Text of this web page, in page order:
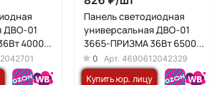
ДВО-01
4000K
белая
Панель светодиодная
универсальная ДВО-01
3665-ПРИЗМА 36Вт 6500K
IP40 1195x180х19мм белая
NEOX
0 Арт. 4690612042329
Купить юр. лицу